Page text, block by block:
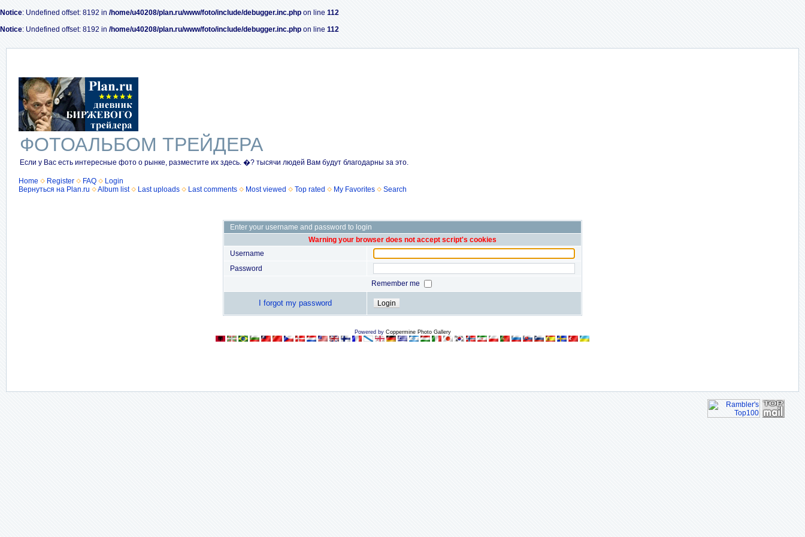
Notice: Undefined offset: 8192 in /home/u40208/plan.ru/www/foto/include/debugger.inc.php on line 112
Notice: Undefined offset: 8192 in /home/u40208/plan.ru/www/foto/include/debugger.inc.php on line 112
ФОТОАЛЬБОМ ТРЕЙДЕРА
Если у Вас есть интересные фото о рынке, разместите их здесь. �? тысячи людей Вам будут благодарны за это.
Home Register FAQ
Login
Вернуться на Plan.ru
Album list Last uploads Last comments Most viewed Top rated My Favorites Search
Enter your username and password to login
Warning your browser does not accept script's cookies
Username
Password
Remember me
I forgot my password
Powered by Coppermine Photo Gallery